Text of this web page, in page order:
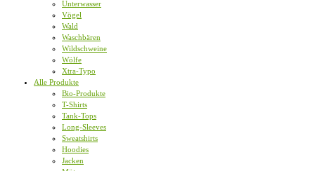
Unterwasser
Vögel
Wald
Waschbären
Wildschweine
Wölfe
Xtra-Typo
Alle Produkte
Bio-Produkte
T-Shirts
Tank-Tops
Long-Sleeves
Sweatshirts
Hoodies
Jacken